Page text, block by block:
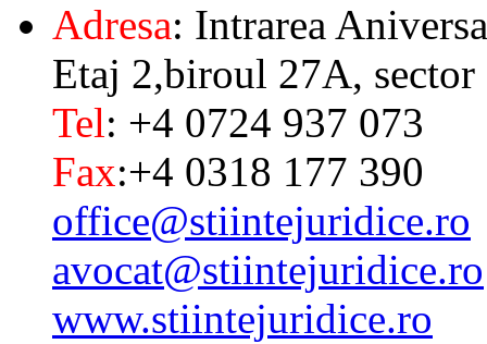
Adresa: Intrarea
Etaj 2,biroul 27A, sector
Tel: +4 0724 937 073
Fax:+4 0318 177 390
office@stiintejuridice.ro
avocat@stiintejuridice.ro
www.stiintejuridice.ro